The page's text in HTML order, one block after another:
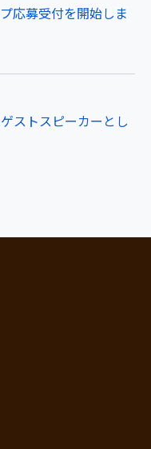
応募受付を開始しま
ストスピーカーとし